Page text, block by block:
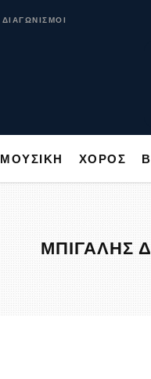
ΔΙΑΓΩΝΙΣΜΟΙ
ΜΟΥΣΙΚΗ ΧΟΡΟΣ
ΜΟΥΣΙΚΗ
ΜΠΙΓΑΛΗΣ